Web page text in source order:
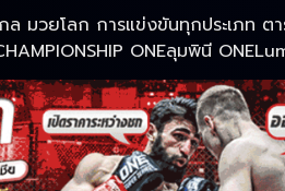
มวยโลก การแข่งขันทุกประเภท ต
ONEลุมพินี